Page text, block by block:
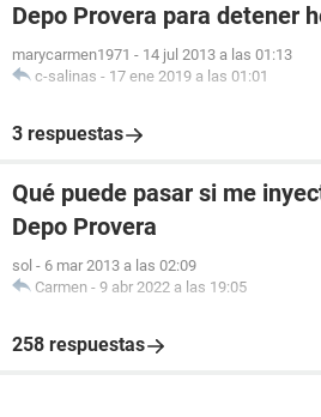
Depo Provera para detener
marycarmen1971 - 14 jul 2013 a las 01:13
c-salinas - 17 ene 2019 a las 01:01
3 respuestas
Qué puede pasar si me
Depo Provera
sol - 6 mar 2013 a las 02:09
Carmen - 9 abr 2022 a las 19:05
258 respuestas